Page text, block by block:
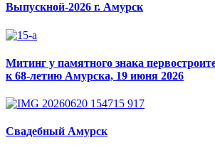
Выпускной-2026 г. Амурск
Митинг у памятного знака
к 68-летию Амурска, 19 июня 2026
Свадебный Амурск